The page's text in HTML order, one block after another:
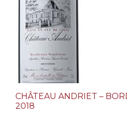
CHÂTEAU ANDRIET –
2018